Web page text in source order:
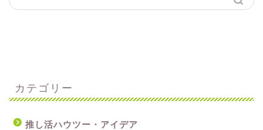
カテゴリー
推し活ハウツー・アイデア